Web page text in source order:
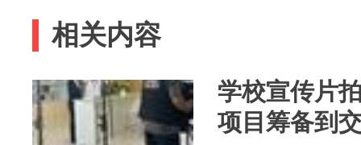
相关内容
学校宣传片
项目筹备到